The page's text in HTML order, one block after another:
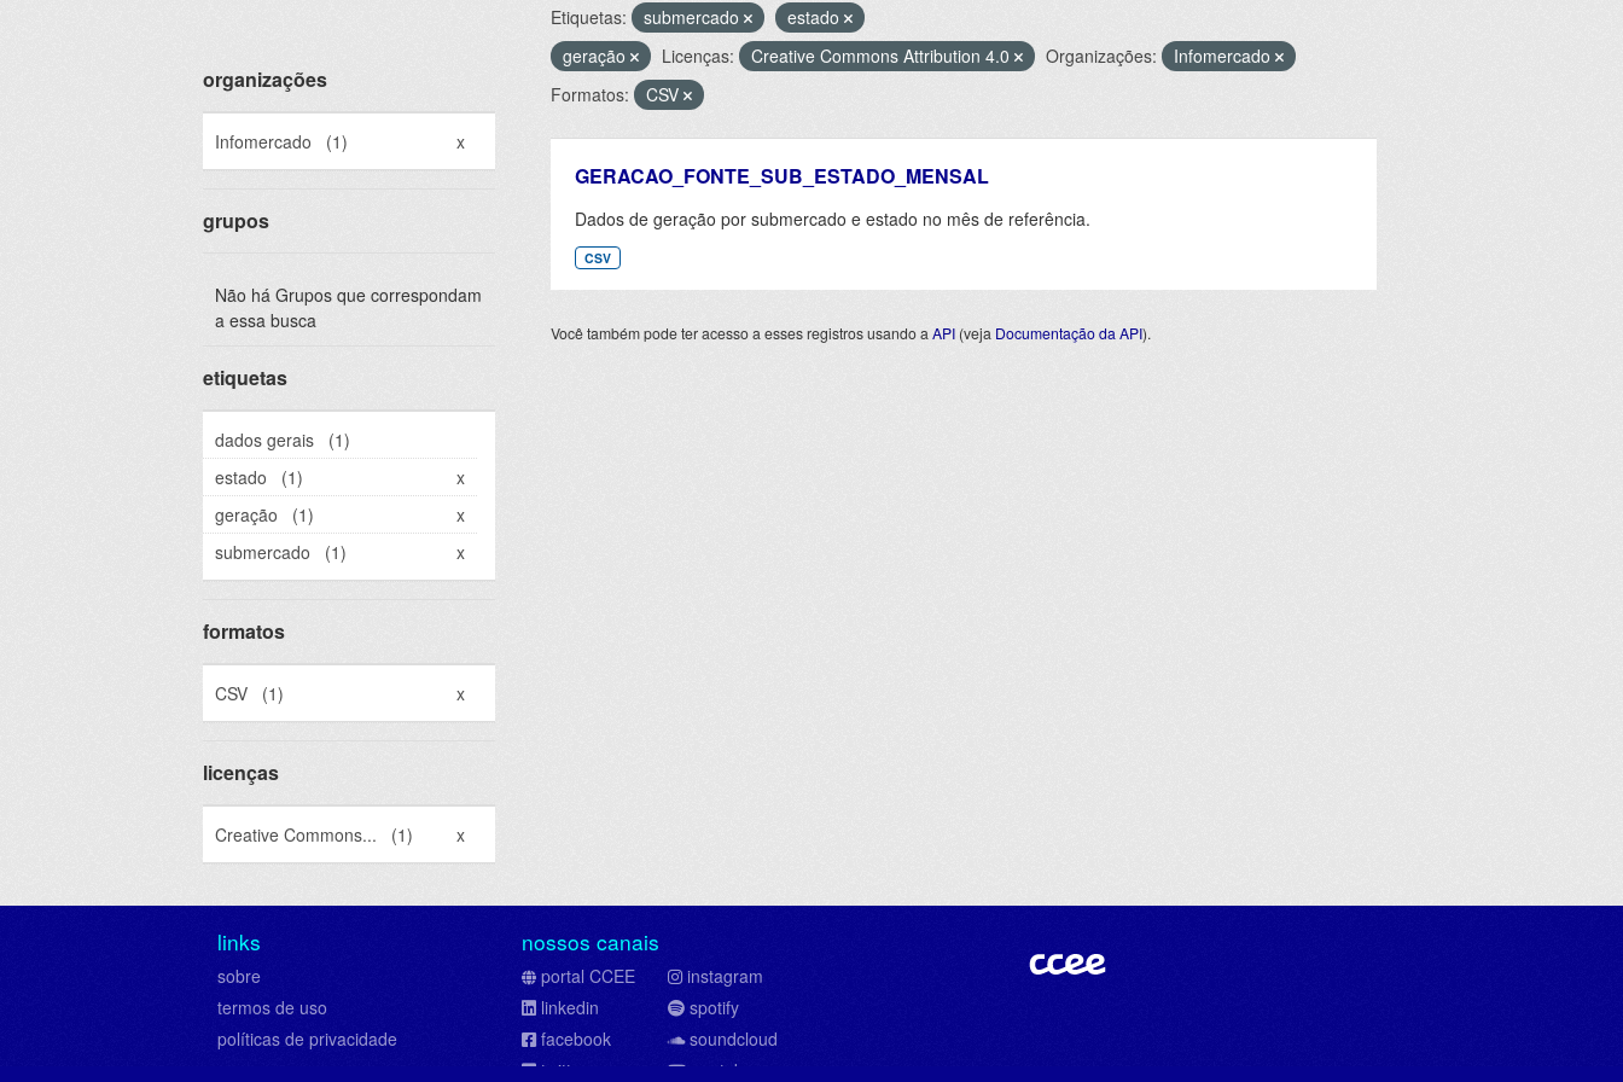
organizações
Infomercado (1) x
grupos
Não há Grupos que correspondam
a essa busca
etiquetas
dados gerais
(1)
estado
(1)
x
geração
(1)
x
submercado
(1) x
formatos
CSV (1) x
licenças
Creative Commons... (1) x
Etiquetas: submercado
estado
geração
Licenças: Creative Commons Attribution 4.0 Organizações:
Infomercado
Formatos:
CSV
GERACAO_FONTE_SUB_ESTADO_MENSAL
Dados de geração por submercado e estado no mês de referência.
CSV
Você também pode ter acesso a esses registros usando a API (veja Documentação da API).
links
sobre
termos de uso
políticas de privacidade
nossos canais
portal CCEE
linkedin
facebook
twitter
instagram
spotify
soundcloud
youtube